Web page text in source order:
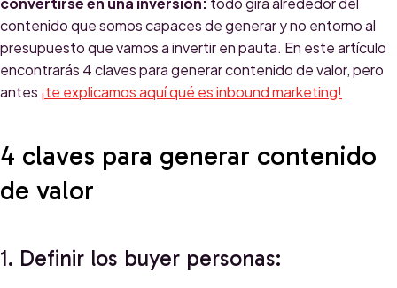
contenido que somos capaces de generar y no entorno al
presupuesto que vamos a invertir en pauta. En este artículo
encontrarás 4 claves para generar contenido de valor, pero
antes ¡te explicamos aquí qué es inbound marketing!
4 claves para generar contenido
de valor
1. Definir los buyer personas: